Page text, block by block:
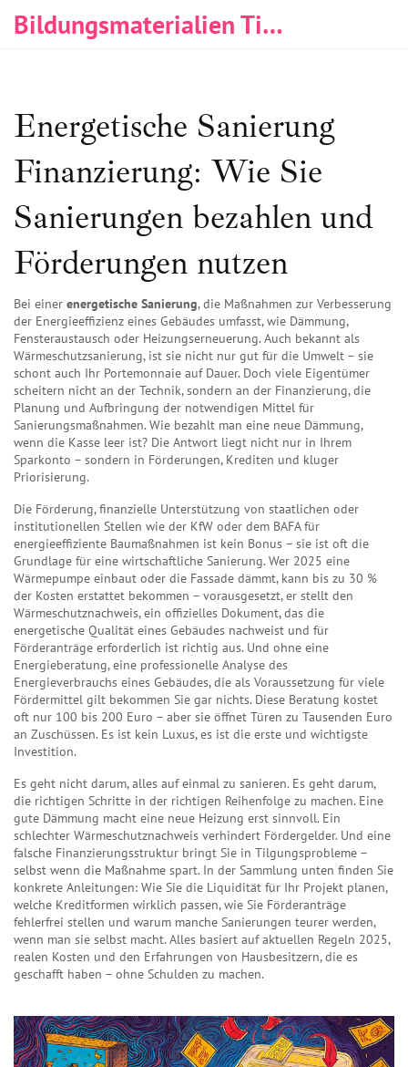
Bildungsmaterialien Tischlerei & Immobilien
Energetische Sanierung
Finanzierung: Wie Sie
Sanierungen bezahlen und
Förderungen nutzen
Bei einer energetische Sanierung,die Maßnahmen zur Verbesserung
der Energieeffizienz eines Gebäudes umfasst, wie Dämmung,
Fensteraustausch oder Heizungserneuerung. Auch bekannt als
Wärmeschutzsanierung, ist sie nicht nur gut für die Umwelt – sie
schont auch Ihr Portemonnaie auf Dauer. Doch viele Eigentümer
scheitern nicht an der Technik, sondern an der Finanzierung,die
Planung und Aufbringung der notwendigen Mittel für
Sanierungsmaßnahmen. Wie bezahlt man eine neue Dämmung,
wenn die Kasse leer ist? Die Antwort liegt nicht nur in Ihrem
Sparkonto – sondern in Förderungen, Krediten und kluger
Priorisierung.
Die Förderung,finanzielle Unterstützung von staatlichen oder
institutionellen Stellen wie der KfW oder dem BAFA für
energieeffiziente Baumaßnahmen ist kein Bonus – sie ist oft die
Grundlage für eine wirtschaftliche Sanierung. Wer 2025 eine
Wärmepumpe einbaut oder die Fassade dämmt, kann bis zu 30 %
der Kosten erstattet bekommen – vorausgesetzt, er stellt den
Wärmeschutznachweis,ein offizielles Dokument, das die
energetische Qualität eines Gebäudes nachweist und für
Förderanträge erforderlich ist richtig aus. Und ohne eine
Energieberatung,eine professionelle Analyse des
Energieverbrauchs eines Gebäudes, die als Voraussetzung für viele
Fördermittel gilt bekommen Sie gar nichts. Diese Beratung kostet
oft nur 100 bis 200 Euro – aber sie öffnet Türen zu Tausenden Euro
an Zuschüssen. Es ist kein Luxus, es ist die erste und wichtigste
Investition.
Es geht nicht darum, alles auf einmal zu sanieren. Es geht darum,
die richtigen Schritte in der richtigen Reihenfolge zu machen. Eine
gute Dämmung macht eine neue Heizung erst sinnvoll. Ein
schlechter Wärmeschutznachweis verhindert Fördergelder. Und eine
falsche Finanzierungsstruktur bringt Sie in Tilgungsprobleme –
selbst wenn die Maßnahme spart. In der Sammlung unten finden Sie
konkrete Anleitungen: Wie Sie die Liquidität für Ihr Projekt planen,
welche Kreditformen wirklich passen, wie Sie Förderanträge
fehlerfrei stellen und warum manche Sanierungen teurer werden,
wenn man sie selbst macht. Alles basiert auf aktuellen Regeln 2025,
realen Kosten und den Erfahrungen von Hausbesitzern, die es
geschafft haben – ohne Schulden zu machen.